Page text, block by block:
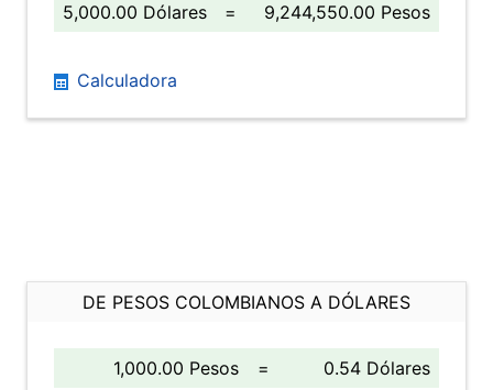
5,000.00 Dólares
= 9,244,550.00 Pesos
Calculadora
DE PESOS COLOMBIANOS A DÓLARES
1,000.00 Pesos =
0.54 Dólares